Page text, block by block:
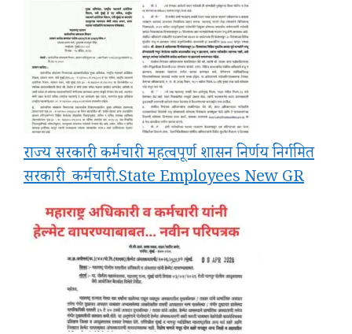
राज्य सरकारी कर्मचारी महत्वपूर्ण शासन निर्णय निर्गमित
सरकारी_कर्मचारी.State Employees New GR